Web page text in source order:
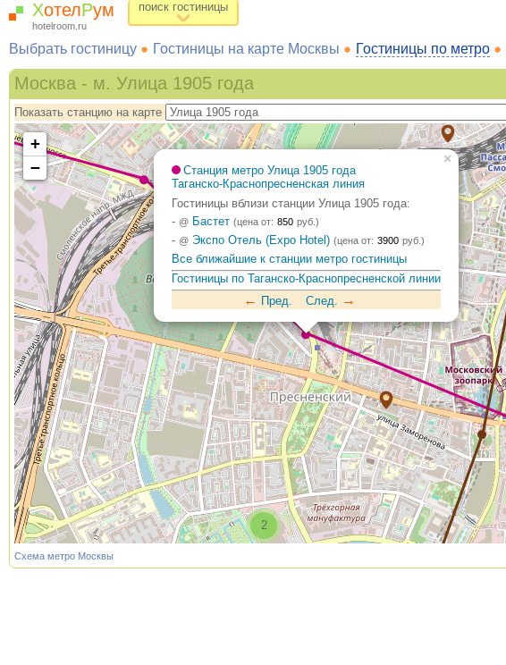
ХотелРум
hotelroom.ru
поиск гостиницы
Выбрать гостиницу Гостиницы на карте Москвы Гостиницы по метро
Москва - м. Улица 1905 года
Показать станцию на карте
2
2
Станция метро Улица 1905 года
Таганско-Краснопресненская линия
Гостиницы вблизи станции Улица 1905 года:
- @ Бастет (цена от: 850 руб.)
- @ Экспо Отель (Expo Hotel) (цена от: 3900 руб.)
Все ближайшие к станции метро гостиницы
Гостиницы по Таганско-Краснопресненской линии
← Пред. След. →
×
+
−
Схема метро Москвы